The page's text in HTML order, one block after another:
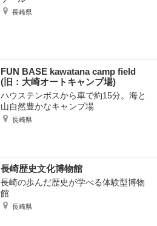
長崎県
FUN BASE kawatana camp field
(旧：大崎オートキャンプ場)
ハウステンボスから車で約15分。海と
山自然豊かなキャンプ場
長崎県
長崎歴史文化博物館
長崎の歩んだ歴史が学べる体験型博物
館
長崎県